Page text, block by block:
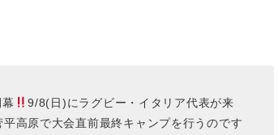
9/8(日)にラグビー・イタリア代表が来
高原で大会直前最終キャンプを行うのです